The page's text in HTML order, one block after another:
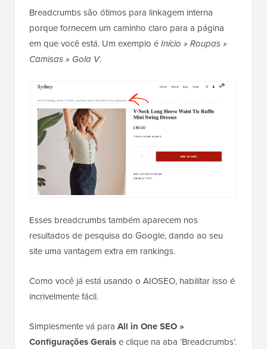
Breadcrumbs são ótimos para linkagem interna
porque fornecem um caminho claro para a página
em que você está. Um exemplo éInício » Roupas »
Camisas » Gola V.
Esses breadcrumbs também aparecem nos
resultados de pesquisa do Google, dando ao seu
site uma vantagem extra em rankings.
Como você já está usando o AIOSEO, habilitar isso é
incrivelmente fácil.
Simplesmente vá para All in One SEO »
Configurações Geraise clique na aba ‘Breadcrumbs’.